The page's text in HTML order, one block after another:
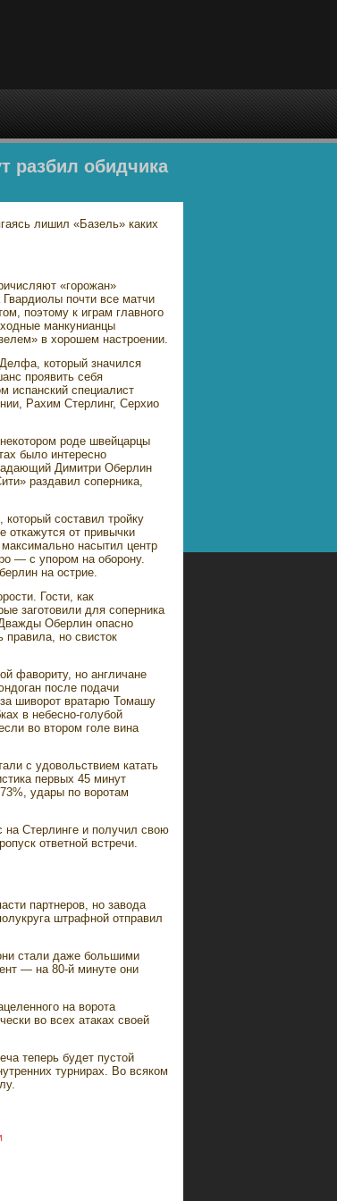
разбил обидчика
лишил «Базель» каких
«горожан»
почти все матчи
поэтому к играм главного
манкунианцы
в хорошем настроении.
который значился
проявить себя
испанский специалист
Рахим Стерлинг, Серхио
роде швейцарцы
было интересно
Димитри Оберлин
раздавил соперника,
составил тройку
откажутся от привычки
насытил центр
— с упором на оборону.
на острие.
Гости, как
заготовили для соперника
Оберлин опасно
но свисток
фавориту, но англичане
после подачи
шиворот вратарю Томашу
в небесно-голубой
во втором голе вина
с удовольствием катать
первых 45 минут
удары по воротам
на Стерлинге и получил свою
ответной встречи.
партнеров, но завода
штрафной отправил
стали даже большими
— на 80-й минуте они
на ворота
во всех атаках своей
теперь будет пустой
турнирах. Во всяком